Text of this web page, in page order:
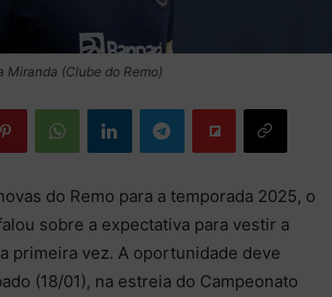
Miranda (Clube do Remo)
do Remo para a temporada 2025, o
sobre a expectativa para vestir a
primeira vez. A oportunidade deve
(18/01), na estreia do Campeonato